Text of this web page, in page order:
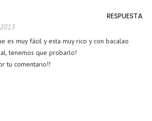
RESPUESTA
es muy fácil y esta muy rico y con bacalao
tenemos que probarlo!
tu comentario!!